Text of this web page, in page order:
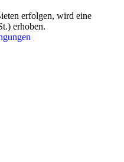
erfolgen, wird eine
erhoben.